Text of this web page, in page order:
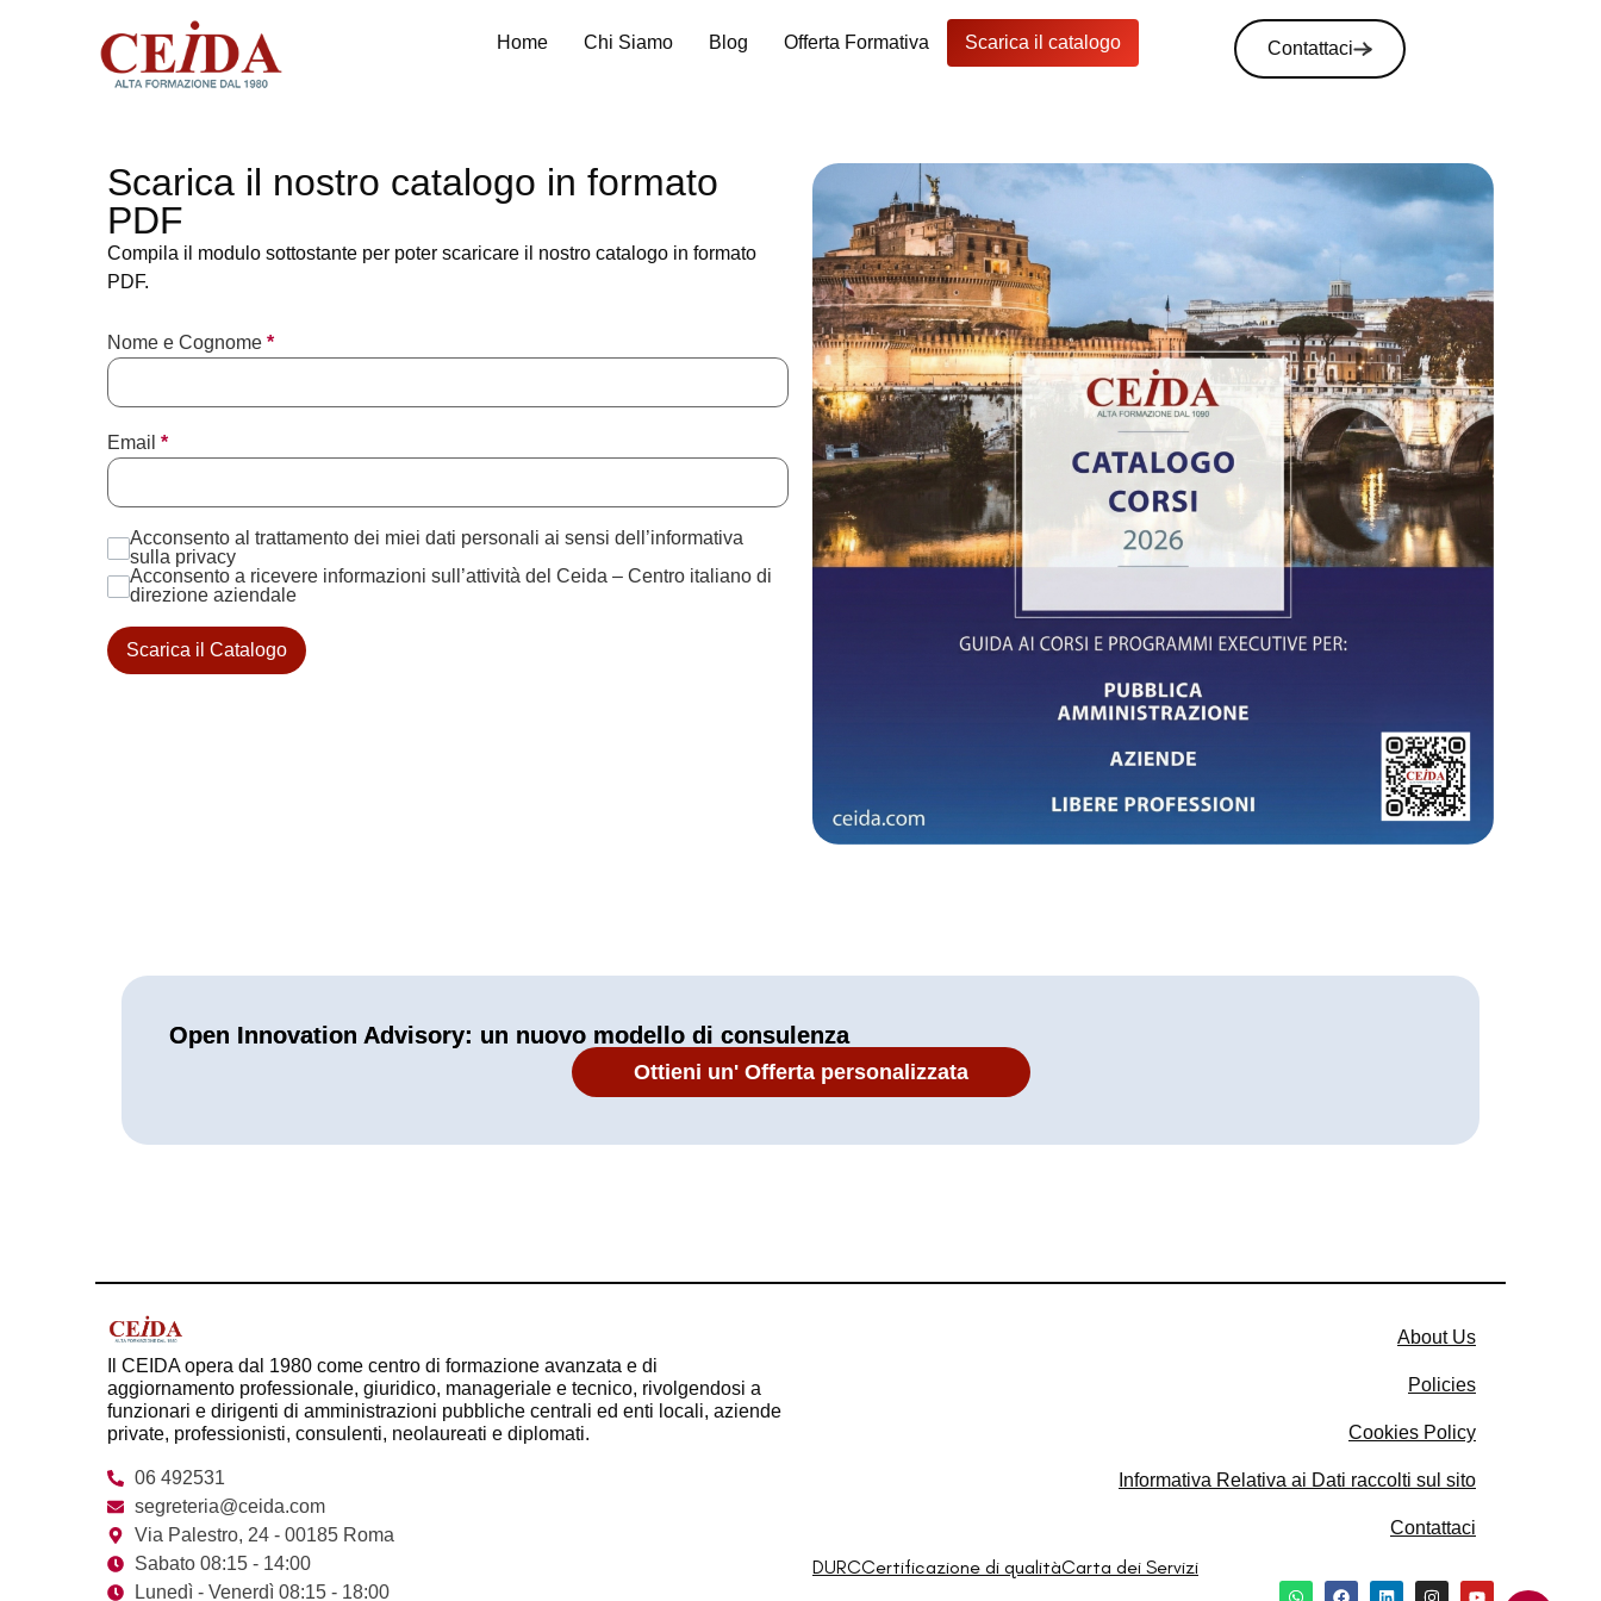
Home Chi Siamo Blog Offerta Formativa Scarica il catalogo Contattaci
Scarica il nostro catalogo in formato
PDF
Compila il modulo sottostante per poter scaricare il nostro catalogo in formato
PDF.
Nome e Cognome *
Email *
Acconsento al trattamento dei miei dati personali ai sensi dell’informativa
sulla privacy
Acconsento a ricevere informazioni sull’attività del Ceida – Centro italiano di
direzione aziendale
Scarica il Catalogo
Open Innovation Advisory: un nuovo modello di consulenza
Ottieni un' Offerta personalizzata
Il CEIDA opera dal 1980 come centro di formazione avanzata e di
aggiornamento professionale, giuridico, manageriale e tecnico, rivolgendosi a
funzionari e dirigenti di amministrazioni pubbliche centrali ed enti locali, aziende
private, professionisti, consulenti, neolaureati e diplomati.
06 492531
segreteria@ceida.com
Via Palestro, 24 - 00185 Roma
Sabato 08:15 - 14:00
Lunedì - Venerdì 08:15 - 18:00
About Us
Policies
Cookies Policy​
Informativa Relativa ai Dati raccolti sul sito​
Contattaci
DURCCertificazione di qualitàCarta dei Servizi